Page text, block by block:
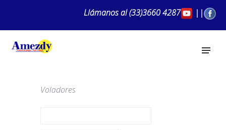
Llámanos al(33)3660 4287 ||
Voladores